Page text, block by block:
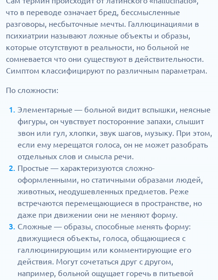
что в переводе означает бред, бессмысленные
разговоры, несбыточные мечты. Галлюцинациями в
психиатрии называют ложные объекты и образы,
которые отсутствуют в реальности, но больной не
сомневается что они существуют в действительности.
Симптом классифицируют по различным параметрам.
По сложности:
Элементарные — больной видит вспышки, неясные
фигуры, он чувствует посторонние запахи, слышит
звон или гул, хлопки, звук шагов, музыку. При этом,
если ему мерещатся голоса, он не может разобрать
отдельных слов и смысла речи.
Простые — характеризуются сложно-
оформленными, но статичными образами людей,
животных, неодушевленных предметов. Реже
встречаются перемещающиеся в пространстве, но
даже при движении они не меняют форму.
Сложные — образы, способные менять форму:
движущиеся объекты, голоса, общающиеся с
галлюцинирующим или комментирующие его
действия. Могут сочетаться друг с другом,
например, больной ощущает горечь в питьевой